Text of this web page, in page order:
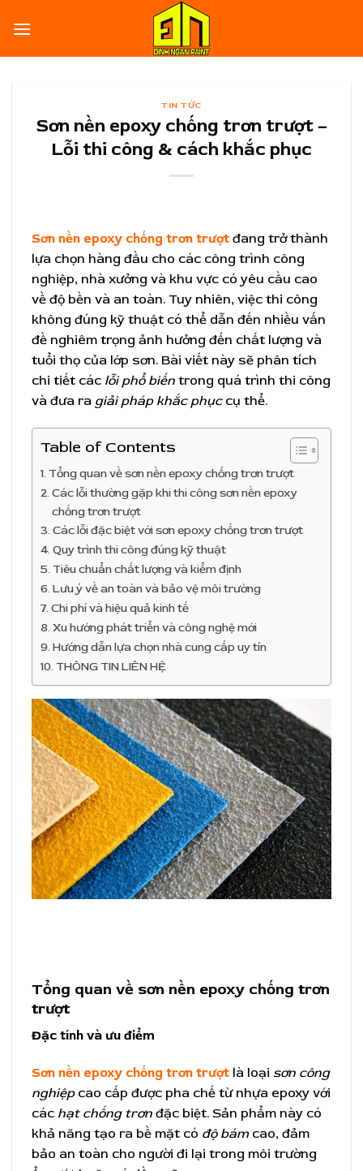
TIN TỨC
Sơn nền epoxy chống trơn trượt –
Lỗi thi công & cách khắc phục
Sơn nền epoxy chống trơn trượt đang trở thành
lựa chọn hàng đầu cho các công trình công
nghiệp, nhà xưởng và khu vực có yêu cầu cao
về độ bền và an toàn. Tuy nhiên, việc thi công
không đúng kỹ thuật có thể dẫn đến nhiều vấn
đề nghiêm trọng ảnh hưởng đến chất lượng và
tuổi thọ của lớp sơn. Bài viết này sẽ phân tích
chi tiết các lỗi phổ biến trong quá trình thi công
và đưa ra giải pháp khắc phụccụ thể.
Table of Contents
Tổng quan về sơn nền epoxy chống trơn trượt
Các lỗi thường gặp khi thi công sơn nền epoxy
chống trơn trượt
Các lỗi đặc biệt với sơn epoxy chống trơn trượt
Quy trình thi công đúng kỹ thuật
Tiêu chuẩn chất lượng và kiểm định
Lưu ý về an toàn và bảo vệ môi trường
Chi phí và hiệu quả kinh tế
Xu hướng phát triển và công nghệ mới
Hướng dẫn lựa chọn nhà cung cấp uy tín
THÔNG TIN LIÊN HỆ
Tổng quan về sơn nền epoxy chống trơn
trượt
Đặc tính và ưu điểm
Sơn nền epoxy chống trơn trượt là loại sơn công
nghiệpcao cấp được pha chế từ nhựa epoxy với
các hạt chống trơn đặc biệt. Sản phẩm này có
khả năng tạo ra bề mặt có độ bámcao, đảm
bảo an toàn cho người đi lại trong môi trường